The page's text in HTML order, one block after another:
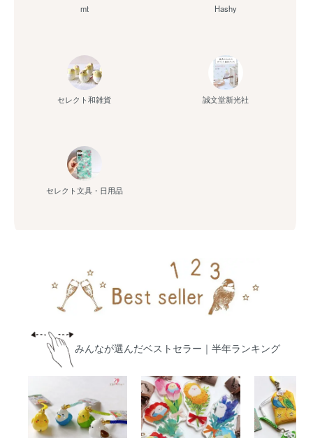
mt Hashy
セレクト和雑貨 誠文堂新光社
セレクト文具・日用品
みんなが選んだベストセラー｜半年ランキング